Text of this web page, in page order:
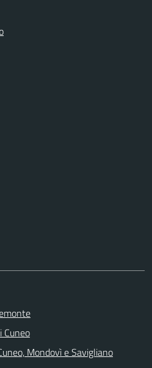
Cuneo
Mondovì e Savigliano